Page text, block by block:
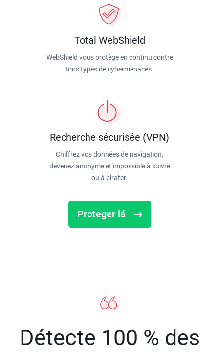
Total WebShield
WebShield vous protège en continu contre
tous types de cybermenaces.
Recherche sécurisée (VPN)
Chiffrez vos données de navigation,
devenez anonyme et impossible à suivre
ou à pirater.
Proteger lá
Détecte 100 % des